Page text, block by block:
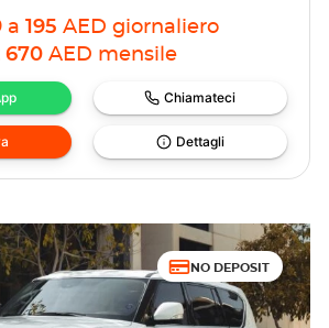
a 195 AED giornaliero
670 AED mensile
Chiamateci
Dettagli
NO DEPOSIT